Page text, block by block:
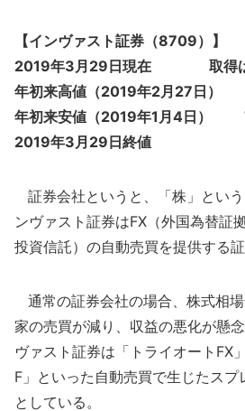
【インヴァスト証券（8709）】
2019年3月29日現在 取得は
年初来高値（2019年2月27日
年初来安値（2019年1月4日）
2019年3月29日終値
証券会社というと、「株」とい
ンヴァスト証券はFX（外国為替証
投資信託）の自動売買を提供する証
通常の証券会社の場合、株式相
家の売買が減り、収益の悪化が懸
ヴァスト証券は「トライオートFX
F」といった自動売買で生じたス
としている。